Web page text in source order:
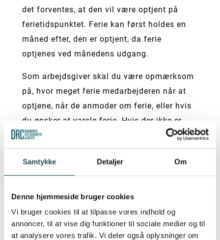
Samtykke Detaljer Om
Denne hjemmeside bruger cookies
Vi bruger cookies til at tilpasse vores indhold og
annoncer, til at vise dig funktioner til sociale medier og til
at analysere vores trafik. Vi deler også oplysninger om
det forventes, at den vil være optjent på
ferietidspunktet. Ferie kan først holdes en
måned efter, den er optjent, da ferie
optjenes ved månedens udgang.
Som arbejdsgiver skal du være opmærksom
på, hvor meget ferie medarbejderen når at
optjene, når de anmoder om ferie, eller hvis
du ønsker at varsle ferie. Hvis der ikke er
nok feriedage optjent på tidspunktet for
ferieafholdelse, kan der indgås en aftale om
betalt ferie på forskud.
måneders varsel ifølge ferieloven. Derfor er
det vigtigt at få styr på ferieplanlægningen
og varsle i god tid.
Hovedferieperioden